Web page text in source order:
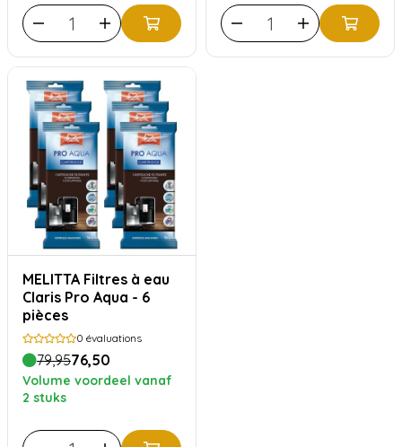
MELITTA Filtres à eau
Claris Pro Aqua - 6
pièces
0 évaluations
79,9576,50
Volume voordeel vanaf
2 stuks